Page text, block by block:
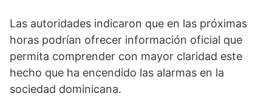
Las autoridades indicaron que en las próximas
horas podrían ofrecer información oficial que
permita comprender con mayor claridad este
hecho que ha encendido las alarmas en la
sociedad dominicana.